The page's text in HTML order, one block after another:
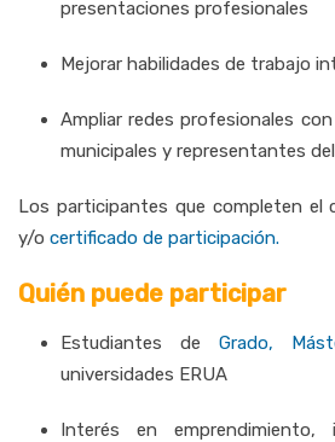
presentaciones profesionales
Mejorar habilidades de trabajo
Ampliar redes profesionales
municipales y representantes
Los participantes que completen el
y/o certificado de participación.
Quién puede participar
Estudiantes de Grado,
universidades ERUA
Interés en emprendimiento,